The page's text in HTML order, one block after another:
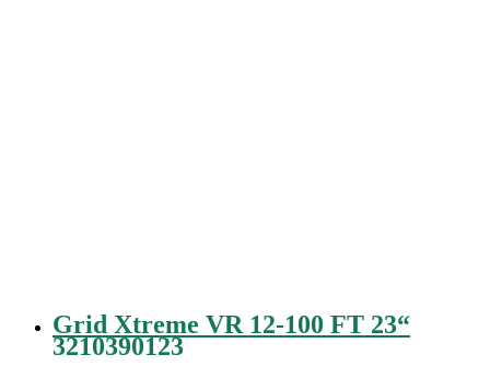
Grid Xtreme VR 12-100 FT 23“
3210390123